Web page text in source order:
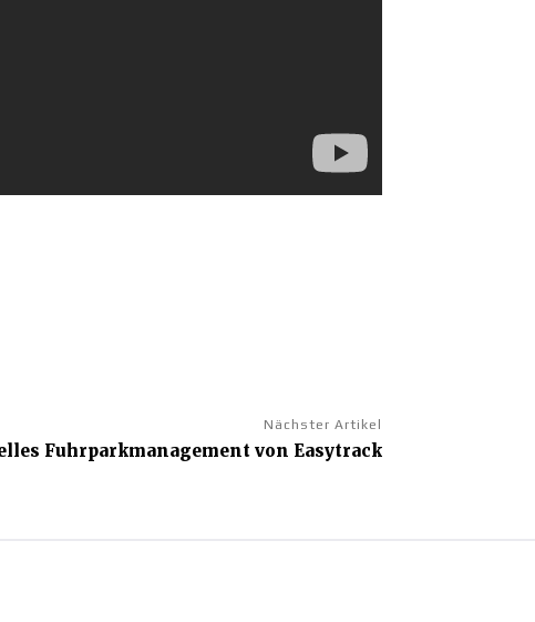
Nächster Artikel
Fuhrparkmanagement von Easytrack